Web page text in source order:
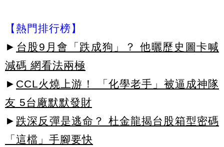
【熱門排行榜】
► 台股9月會「跌成狗」？ 他曬歷史圖卡喊
減碼 網看法兩極
► CCL火燒上游！ 「化學老手」被逼成神隊
友 5台廠默默發財
► 跌深反彈是逃命？ 杜金龍揭台股箱型密碼
「這檔」手腳要快